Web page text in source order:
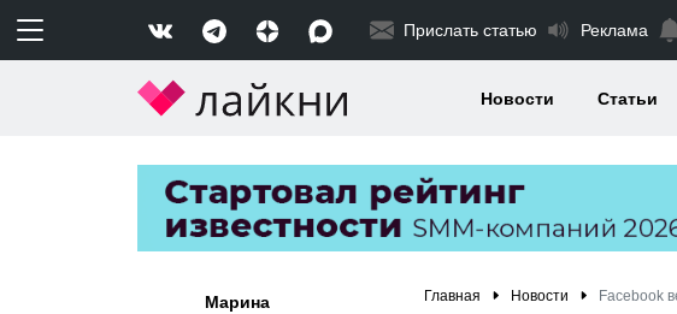
Прислать статью Реклама
Новости Статьи
Марина
Главная Новости Facebook